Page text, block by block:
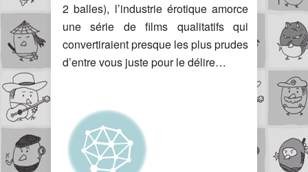
2 balles), l’industrie érotique amorce
une série de films qualitatifs qui
convertiraient presque les plus prudes
d’entre vous juste pour le délire…